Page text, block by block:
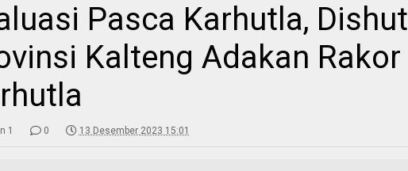
Pasca Karhutla, Dishut
Kalteng Adakan Rakor
1 0 13 Desember 2023 15:01